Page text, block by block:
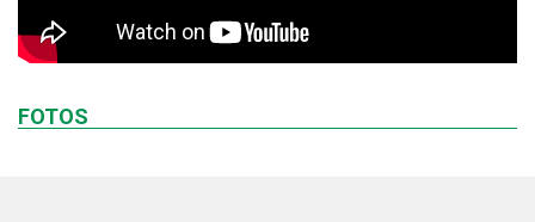
FOTOS